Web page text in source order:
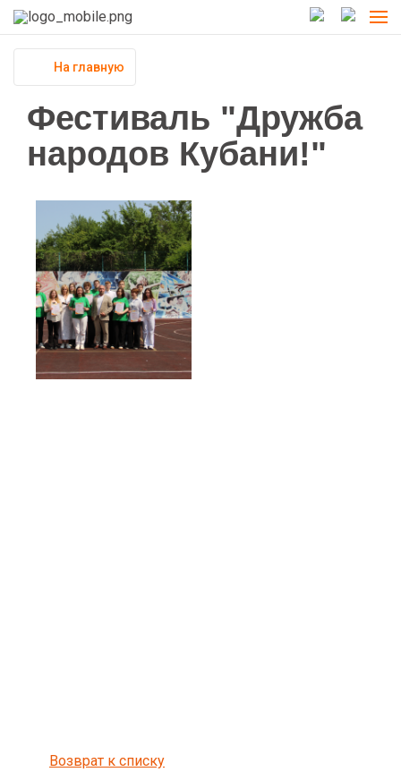
На главную
Фестиваль "Дружба
народов Кубани!"
Возврат к списку